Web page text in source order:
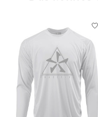
Produkt-Karussell-Artikel